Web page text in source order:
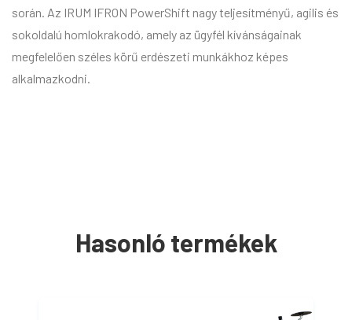
során. Az IRUM IFRON PowerShift nagy teljesítményű, agilis és
sokoldalú homlokrakodó, amely az ügyfél kívánságainak
megfelelően széles körű erdészeti munkákhoz képes
alkalmazkodni.
Hasonló termékek